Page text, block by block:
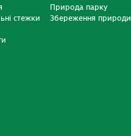
стежки
Природа парку
Збереження природи